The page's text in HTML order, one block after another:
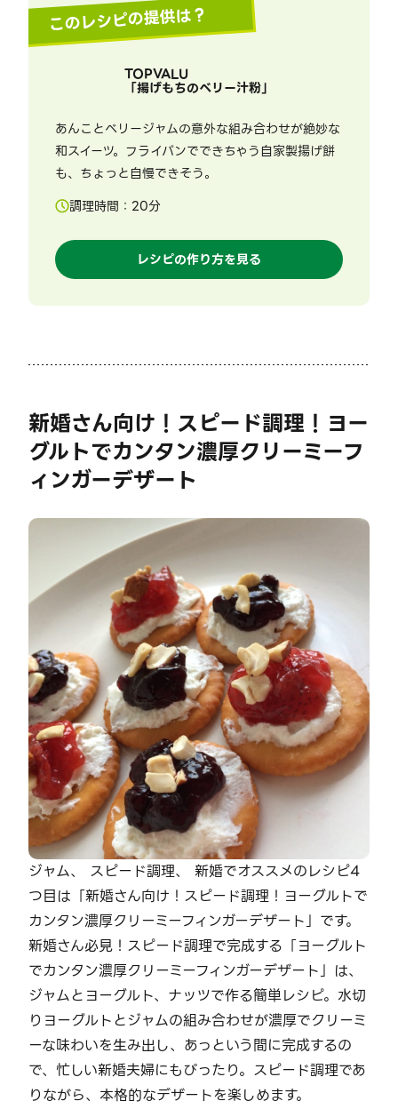
このレシピの提供は？
TOPVALU
「揚げもちのベリー汁粉」
あんことベリージャムの意外な組み合わせが絶妙な
和スイーツ。フライパンでできちゃう自家製揚げ餅
も、ちょっと自慢できそう。
調理時間： 20分
レシピの作り方を見る
新婚さん向け！スピード調理！ヨー
グルトでカンタン濃厚クリーミーフ
ィンガーデザート
ジャム、 スピード調理、 新婚でオススメのレシピ4
つ目は「新婚さん向け！スピード調理！ヨーグルトで
カンタン濃厚クリーミーフィンガーデザート」です。
新婚さん必見！スピード調理で完成する「ヨーグルト
でカンタン濃厚クリーミーフィンガーデザート」は、
ジャムとヨーグルト、ナッツで作る簡単レシピ。水切
りヨーグルトとジャムの組み合わせが濃厚でクリーミ
ーな味わいを生み出し、あっという間に完成するの
で、忙しい新婚夫婦にもぴったり。スピード調理であ
りながら、本格的なデザートを楽しめます。